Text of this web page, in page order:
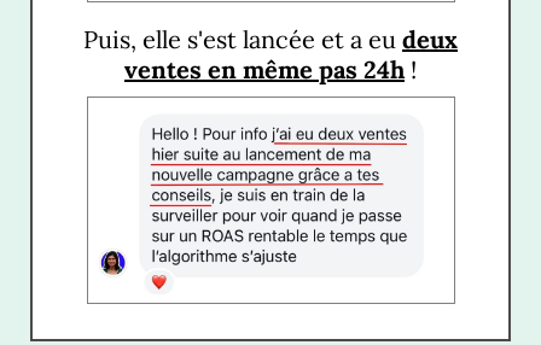
Puis, elle s'est lancée et a eu deux
ventes en même pas 24h !